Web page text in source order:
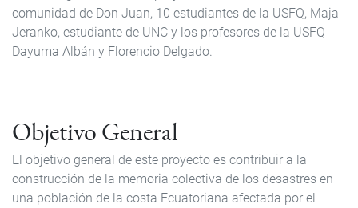
comunidad de Don Juan, 10 estudiantes de la USFQ, Maja
Jeranko, estudiante de UNC y los profesores de la USFQ
Dayuma Albán y Florencio Delgado.
Objetivo General
El objetivo general de este proyecto es contribuir a la
construcción de la memoria colectiva de los desastres en
una población de la costa Ecuatoriana afectada por el